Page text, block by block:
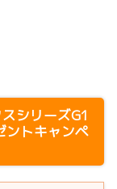
シリーズG1
ントキャンペ